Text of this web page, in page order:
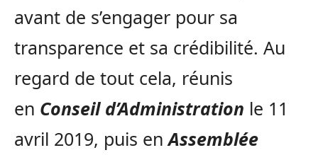
avant de s’engager pour sa
transparence et sa crédibilité. Au
regard de tout cela, réunis
en Conseil d’Administration le 11
avril 2019, puis enAssemblée